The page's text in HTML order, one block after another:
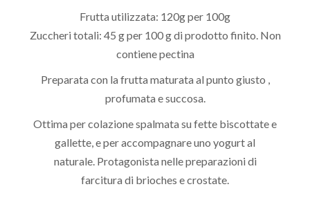
Frutta utilizzata: 120g per 100g
Zuccheri totali: 45 g per 100 g di prodotto finito. Non
contiene pectina
Preparata con la frutta maturata al punto giusto ,
profumata e succosa.
Ottima per colazione spalmata su fette biscottate e
gallette, e per accompagnare uno yogurt al
naturale. Protagonista nelle preparazioni di
farcitura di brioches e crostate.